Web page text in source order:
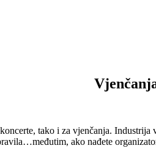
tako i za vjenčanja.
ako nađete